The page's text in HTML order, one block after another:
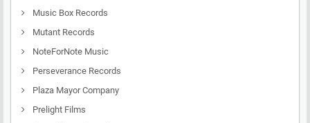
Music Box Records
Mutant Records
NoteForNote Music
Perseverance Records
Plaza Mayor Company
Prelight Films